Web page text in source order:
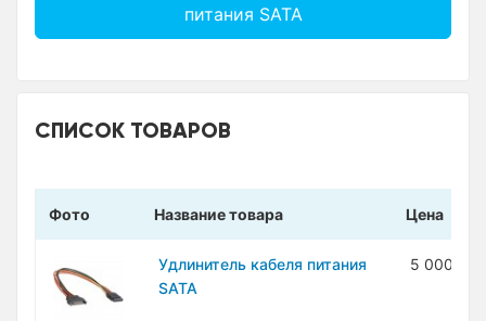
питания SATA
СПИСОК ТОВАРОВ
Фото Название товара Цена
Удлинитель кабеля питания
SATA
5 000 сум